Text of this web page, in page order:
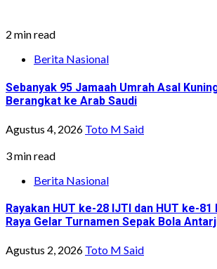
2 min read
Berita Nasional
Sebanyak 95 Jamaah Umrah Asal
Berangkat ke Arab Saudi
Agustus 4, 2026 Toto M Said
3 min read
Berita Nasional
Rayakan HUT ke-28 IJTI dan HUT ke-81
Raya Gelar Turnamen Sepak Bola
Agustus 2, 2026 Toto M Said